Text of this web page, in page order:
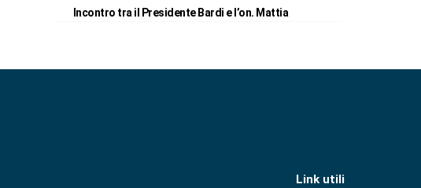
Incontro tra il Presidente Bardi e l’on. Mattia
Link utili